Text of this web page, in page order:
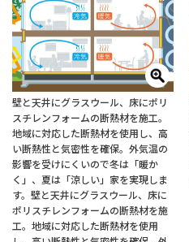
壁と天井にグラスウール、床にポリ
スチレンフォームの断熱材を施工。
地域に対応した断熱材を使用し、高
い断熱性と気密性を確保。外気温の
影響を受けにくいので冬は「暖か
く」、夏は「涼しい」家を実現しま
す。壁と天井にグラスウール、床に
ポリスチレンフォームの断熱材を施
工。地域に対応した断熱材を使用